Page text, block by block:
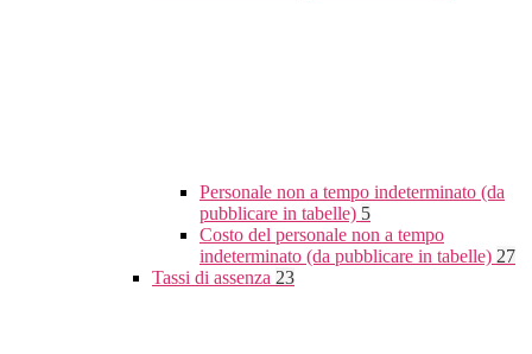
Personale non a tempo indeterminato (da
pubblicare in tabelle) 5
Costo del personale non a tempo
indeterminato (da pubblicare in tabelle) 27
Tassi di assenza 23